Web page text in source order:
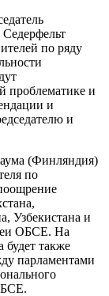
по ряду
проблематике и
и
и
(Финляндия)
по
Узбекистана и
ОБСЕ. На
будет также
парламентами